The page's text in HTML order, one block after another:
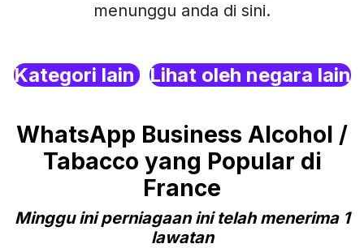
menunggu anda di sini.
Kategori lain Lihat oleh negara lain
WhatsApp Business Alcohol /
Tabacco yang Popular di
France
Minggu ini perniagaan ini telah menerima 1
lawatan